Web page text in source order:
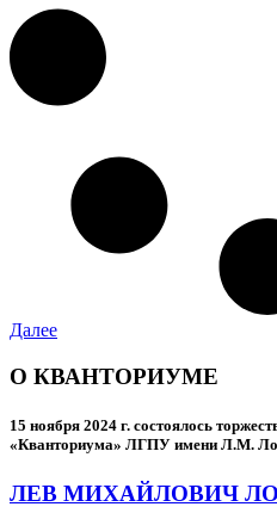
Далее
О КВАНТОРИУМЕ
15 ноября 2024 г. состоялось
«Кванториума» ЛГПУ имени Л.М.
ЛЕВ МИХАЙЛОВИЧ